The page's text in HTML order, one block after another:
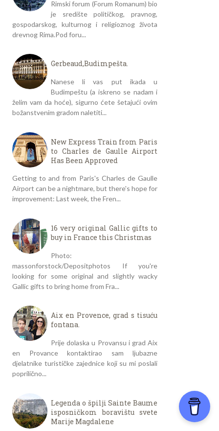
Rimski forum (Forum Romanum) bio
je središte političkog, pravnog,
gospodarskog, kulturnog i religioznog života
drevnog Rima.Pod foru...
Gerbeaud,Budimpešta.
Nanese li vas put ikada u
Budimpeštu (a iskreno se nadam i
želim vam da hoće), sigurno ćete šetajući ovim
božanstvenim gradom naletiti...
New Express Train from Paris
to Charles de Gaulle Airport
Has Been Approved
Getting to and from Paris's Charles de Gaulle
Airport can be a nightmare, but there's hope for
improvement: Last week, the Fren...
16 very original Gallic gifts to
buy in France this Christmas
Photo:
massonforstock/Depositphotos If you're
looking for some original and slightly wacky
Gallic gifts to bring home from Fra...
Aix en Provence, grad s tisuću
fontana.
Prije dolaska u Provansu i grad Aix
en Provance kontaktirao sam ljubazne
djelatnike turističke zajednice koji su mi poslali
poprilično...
Legenda o špilji Sainte Baume
isposničkom boravištu svete
Marije Magdalene